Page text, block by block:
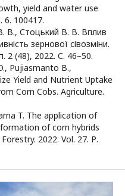
yield and water use
6. 100417.
В., Стоцький В. В. Вплив
зернової сівозміни.
2 (48), 2022. С. 46–50.
Pujiasmanto B.,
Yield and Nutrient Uptake
Corn Cobs. Agriculture.
T. The application of
of corn hybrids
2022. Vol. 27. Р.